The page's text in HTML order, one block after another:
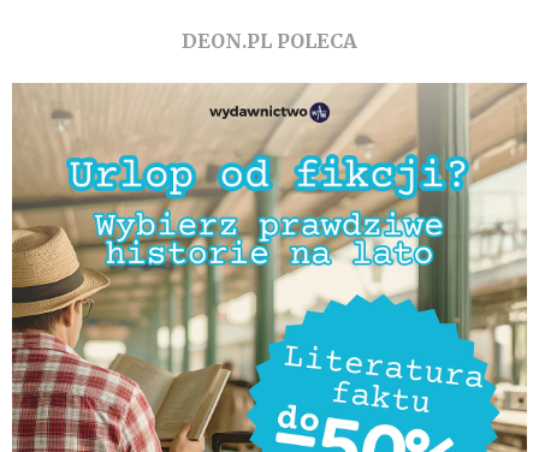
DEON.PL POLECA